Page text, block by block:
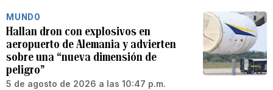
MUNDO
Hallan dron con explosivos en
aeropuerto de Alemania y advierten
sobre una “nueva dimensión de
peligro”
5 de agosto de 2026 a las 10:47 p.m.